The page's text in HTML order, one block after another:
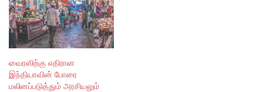
வைரஸிற்கு எதிரான
இந்தியாவின் போரை
மலினப்படுத்தும் அரசியலும்